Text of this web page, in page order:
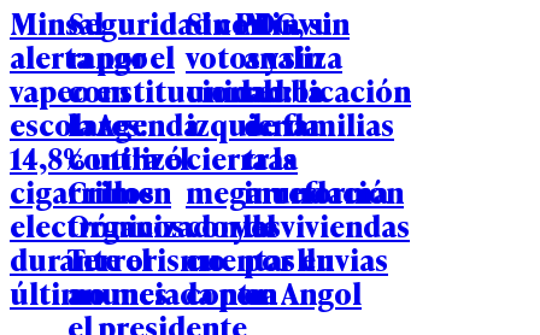
Minsal
alerta por el
vapeo en
escolares:
14,8% utilizó
cigarrillos
electrónicos
durante el
último mes
Seguridad con
rango
constitucional:
la Agenda
contra el
Crimen
Organizado y el
Terrorismo
anunciada por
el presidente
Sin PDG, sin
votos y sin
unidad: la
izquierda
cierra la
megarreforma
con las
cuentas en
contra
Minvu
analiza
reubicación
de familias
tras
inundación
de viviendas
por lluvias
en Angol